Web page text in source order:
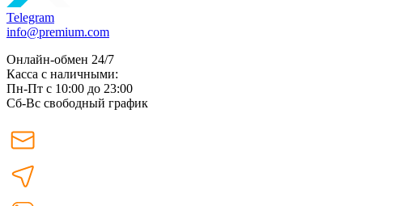
Telegram
info@premium.com
Онлайн-обмен 24/7
Касса с наличными:
Пн-Пт с 10:00 до 23:00
Сб-Вс свободный график